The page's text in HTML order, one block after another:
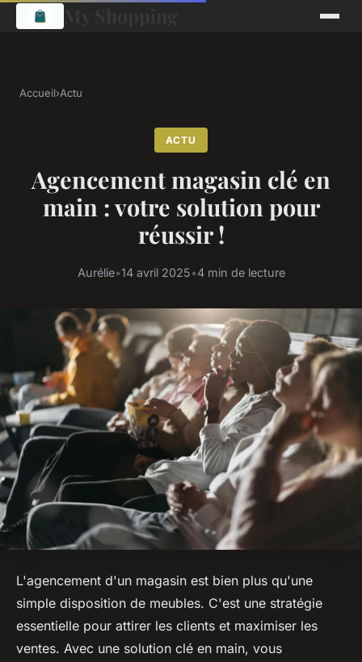
Accueil›Actu
ACTU
Agencement magasin clé en
main : votre solution pour
réussir !
Aurélie•14 avril 2025•4 min de lecture
L'agencement d'un magasin est bien plus qu'une
simple disposition de meubles. C'est une stratégie
essentielle pour attirer les clients et maximiser les
ventes. Avec une solution clé en main, vous